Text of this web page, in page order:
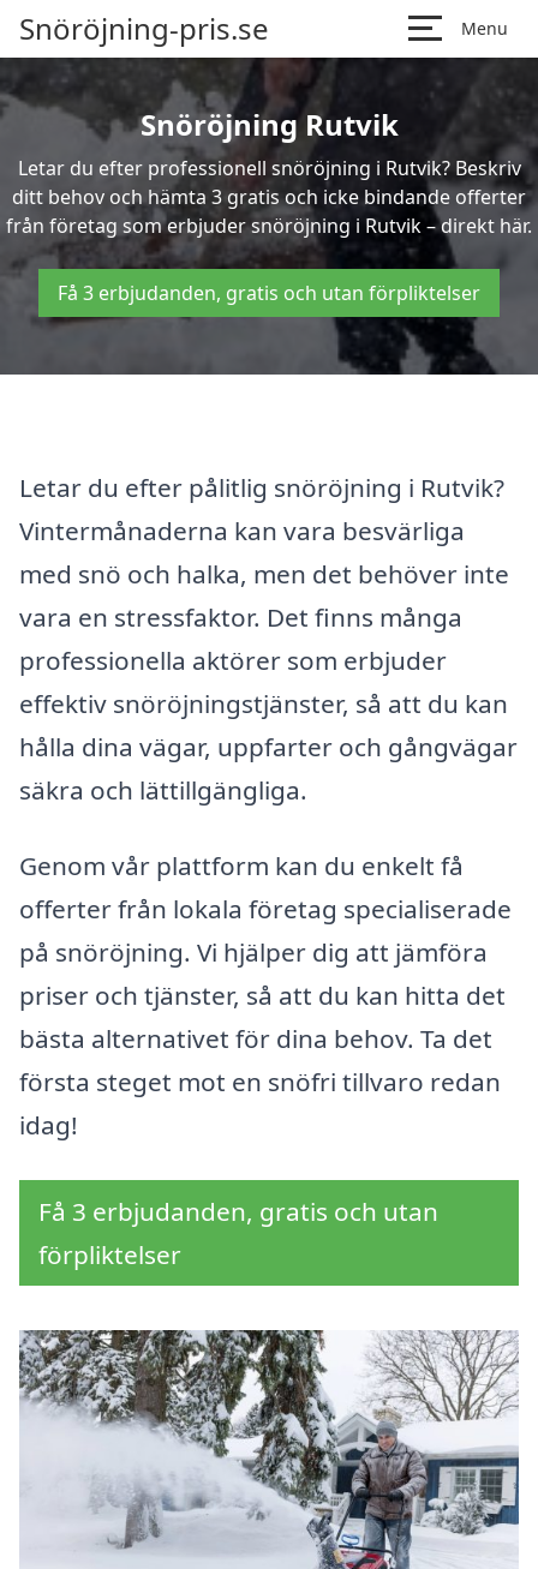
Snöröjning-pris.se Menu
Snöröjning Rutvik
Letar du efter professionell snöröjning i Rutvik? Beskriv
ditt behov och hämta 3 gratis och icke bindande offerter
från företag som erbjuder snöröjning i Rutvik – direkt här.
Få 3 erbjudanden, gratis och utan förpliktelser
Letar du efter pålitlig snöröjning i Rutvik?
Vintermånaderna kan vara besvärliga
med snö och halka, men det behöver inte
vara en stressfaktor. Det finns många
professionella aktörer som erbjuder
effektiv snöröjningstjänster, så att du kan
hålla dina vägar, uppfarter och gångvägar
säkra och lättillgängliga.
Genom vår plattform kan du enkelt få
offerter från lokala företag specialiserade
på snöröjning. Vi hjälper dig att jämföra
priser och tjänster, så att du kan hitta det
bästa alternativet för dina behov. Ta det
första steget mot en snöfri tillvaro redan
idag!
Få 3 erbjudanden, gratis och utan
förpliktelser